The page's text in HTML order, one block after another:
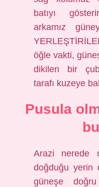
batıyı
arkamız
öğle vakti,
dikilen bir
tarafı kuzeye
Pusula
Arazi nerede
doğduğu yerin
güneşe